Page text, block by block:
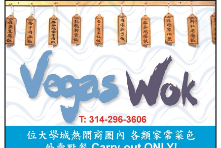
趣 + 水上竞速魅力
三十二载跨越时空的相逢
执掌密苏里植物园近四十年 致力推动全球植物多样性研究与中美
合作 Peter Raven 博士逝世 享年89岁
一晃三十年，初夏又相逢。中华日，等你来赴约 —— 密苏里植物
园“中华日三十周年特别报道（五）
筝声与琴韵交汇：刘励(Li Statler)与钢琴家Darek演绎一场古筝
与钢琴的精彩对话